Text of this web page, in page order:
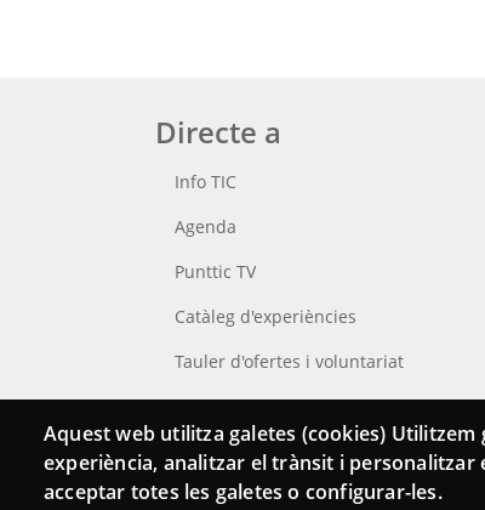
Directe a
Info TIC
Agenda
Punttic TV
Catàleg d'experiències
Tauler d'ofertes i voluntariat
Cerca el teu Punt TIC
Aquest web utilitza galetes (cookies)
experiència, analitzar el trànsit i
acceptar totes les galetes o configurar-les.